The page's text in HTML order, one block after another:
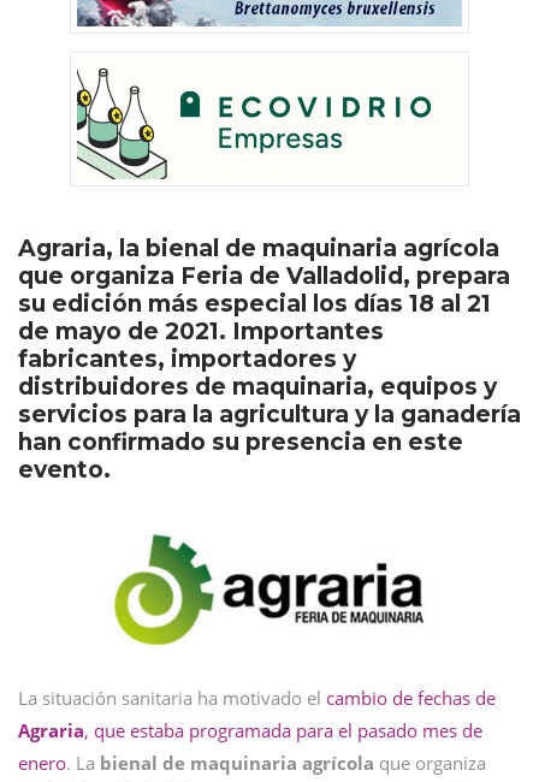
Agraria, la bienal de maquinaria agrícola
que organiza Feria de Valladolid, prepara
su edición más especial los días 18 al 21
de mayo de 2021. Importantes
fabricantes, importadores y
distribuidores de maquinaria, equipos y
servicios para la agricultura y la ganadería
han confirmado su presencia en este
evento.
La situación sanitaria ha motivado el cambio de fechas de
Agraria, que estaba programada para el pasado mes de
enero. La bienal de maquinaria agrícola que organiza